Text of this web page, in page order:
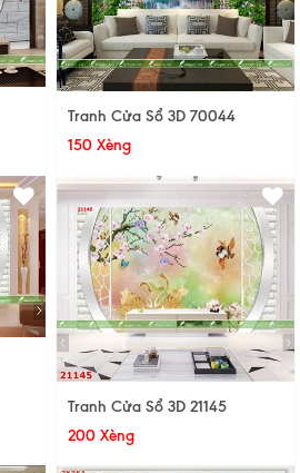
Tranh Cửa Sổ 3D 70044
150 Xèng
Tranh Cửa Sổ 3D 21145
200 Xèng